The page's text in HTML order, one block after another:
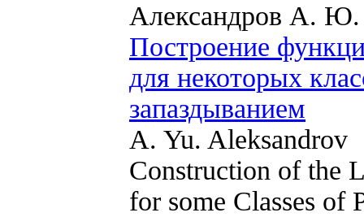
Александров А. Ю.
Построение
для некоторых
запаздыванием
A. Yu. Aleksandrov
Construction of the
for some Classes of